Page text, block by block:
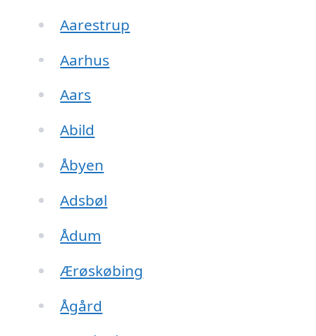
Aarestrup
Aarhus
Aars
Abild
Åbyen
Adsbøl
Ådum
Ærøskøbing
Ågård